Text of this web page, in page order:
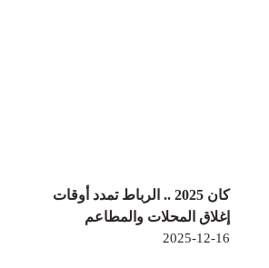
كان 2025 .. الرباط تمدد أوقات
إغلاق المحلات والمطاعم
2025-12-16